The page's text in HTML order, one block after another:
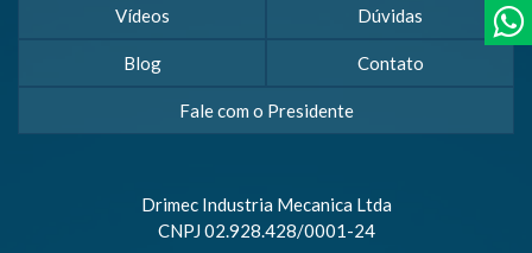
Vídeos Dúvidas
Blog Contato
Fale com o Presidente
Drimec Industria Mecanica Ltda
CNPJ 02.928.428/0001-24